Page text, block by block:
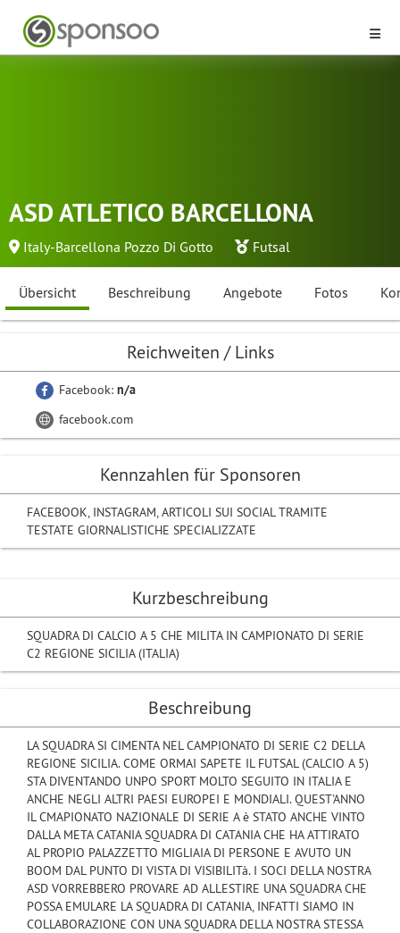
ASD ATLETICO BARCELLONA
Italy-Barcellona Pozzo Di Gotto Futsal
Übersicht Beschreibung Angebote Fotos
Kurzbeschreibung
SQUADRA DI CALCIO A 5 CHE MILITA IN CAMPIONATO DI SERIE
C2 REGIONE SICILIA (ITALIA)
Beschreibung
LA SQUADRA SI CIMENTA NEL CAMPIONATO DI SERIE C2 DELLA
REGIONE SICILIA. COME ORMAI SAPETE IL FUTSAL (CALCIO A 5)
STA DIVENTANDO UNPO SPORT MOLTO SEGUITO IN ITALIA E
ANCHE NEGLI ALTRI PAESI EUROPEI E MONDIALI. QUEST'ANNO
IL CMAPIONATO NAZIONALE DI SERIE A è STATO ANCHE VINTO
DALLA META CATANIA SQUADRA DI CATANIA CHE HA ATTIRATO
AL PROPIO PALAZZETTO MIGLIAIA DI PERSONE E AVUTO UN
BOOM DAL PUNTO DI VISTA DI VISIBILITà. I SOCI DELLA NOSTRA
ASD VORREBBERO PROVARE AD ALLESTIRE UNA SQUADRA CHE
POSSA EMULARE LA SQUADRA DI CATANIA, INFATTI SIAMO IN
COLLABORAZIONE CON UNA SQUADRA DELLA NOSTRA STESSA
Reichweiten / Links
Facebook: n/a
facebook.com
Kennzahlen für Sponsoren
FACEBOOK, INSTAGRAM, ARTICOLI SUI SOCIAL TRAMITE
TESTATE GIORNALISTICHE SPECIALIZZATE